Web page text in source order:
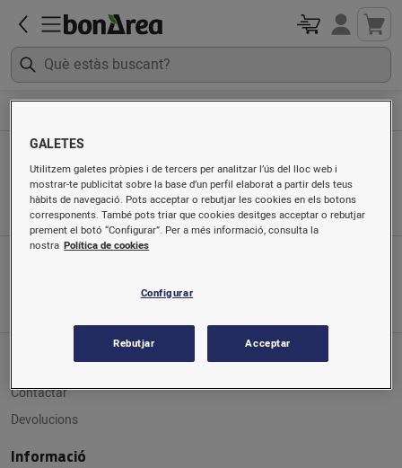
Primers plats
Ordenat per
Servei al client
Contactar
Devolucions
Informació
GALETES
Utilitzem galetes pròpies i de tercers per analitzar l’ús del lloc web i
mostrar-te publicitat sobre la base d’un perfil elaborat a partir dels teus
hàbits de navegació. Pots acceptar o rebutjar les cookies en els botons
corresponents. També pots triar que cookies desitges acceptar o rebutjar
prement el botó “Configurar”. Per a més informació, consulta la
nostra Política de cookies
Configurar
Rebutjar Acceptar